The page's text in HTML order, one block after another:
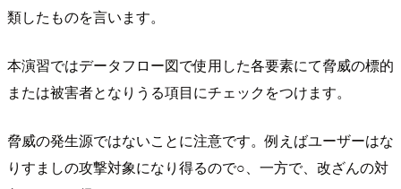
類したものを言います。
本演習ではデータフロー図で使用した各要素にて脅威の標的
または被害者となりうる項目にチェックをつけます。
脅威の発生源ではないことに注意です。例えばユーザーはな
りすましの攻撃対象になり得るので○、一方で、改ざんの対